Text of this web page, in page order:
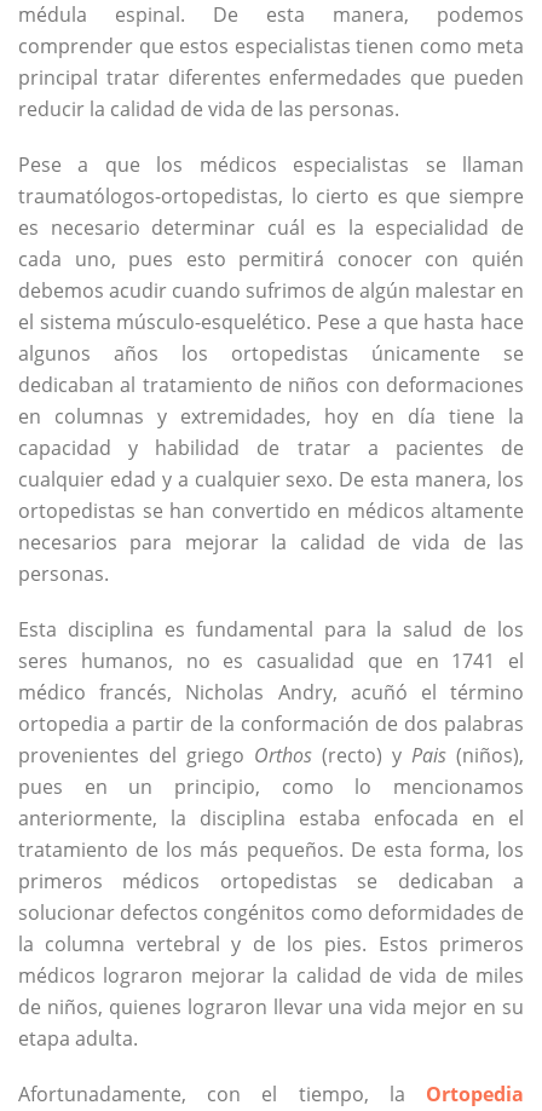
médula espinal. De esta manera, podemos
comprender que estos especialistas tienen como meta
principal tratar diferentes enfermedades que pueden
reducir la calidad de vida de las personas.
Pese a que los médicos especialistas se llaman
traumatólogos-ortopedistas, lo cierto es que siempre
es necesario determinar cuál es la especialidad de
cada uno, pues esto permitirá conocer con quién
debemos acudir cuando sufrimos de algún malestar en
el sistema músculo-esquelético. Pese a que hasta hace
algunos años los ortopedistas únicamente se
dedicaban al tratamiento de niños con deformaciones
en columnas y extremidades, hoy en día tiene la
capacidad y habilidad de tratar a pacientes de
cualquier edad y a cualquier sexo. De esta manera, los
ortopedistas se han convertido en médicos altamente
necesarios para mejorar la calidad de vida de las
personas.
Esta disciplina es fundamental para la salud de los
seres humanos, no es casualidad que en 1741 el
médico francés, Nicholas Andry, acuñó el término
ortopedia a partir de la conformación de dos palabras
provenientes del griego Orthos (recto) y Pais (niños),
pues en un principio, como lo mencionamos
anteriormente, la disciplina estaba enfocada en el
tratamiento de los más pequeños. De esta forma, los
primeros médicos ortopedistas se dedicaban a
solucionar defectos congénitos como deformidades de
la columna vertebral y de los pies. Estos primeros
médicos lograron mejorar la calidad de vida de miles
de niños, quienes lograron llevar una vida mejor en su
etapa adulta.
Afortunadamente, con el tiempo, la Ortopedia